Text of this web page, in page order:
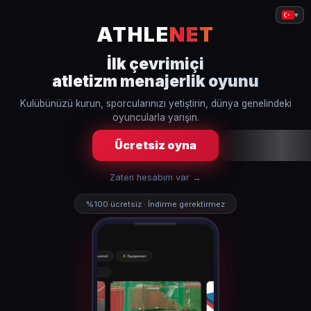
▾
ATHLENET
İlk çevrimiçi
atletizm menajerlik oyunu
Kulübünüzü kurun, sporcularınızı yetiştirin, dünya genelindeki
oyuncularla yarışın.
Ücretsiz oyna
Zaten hesabım var →
%100 ücretsiz · İndirme gerektirmez